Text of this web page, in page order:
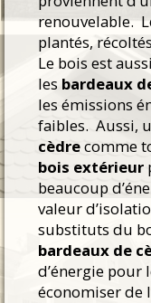
renouvelable.
plantés,
Le bois est
les bardeaux
les émissions
faibles. Aussi,
cèdrecomme
bois extérieur
beaucoup
valeur
substituts du
bardeaux de
d’énergie pour
économiser de